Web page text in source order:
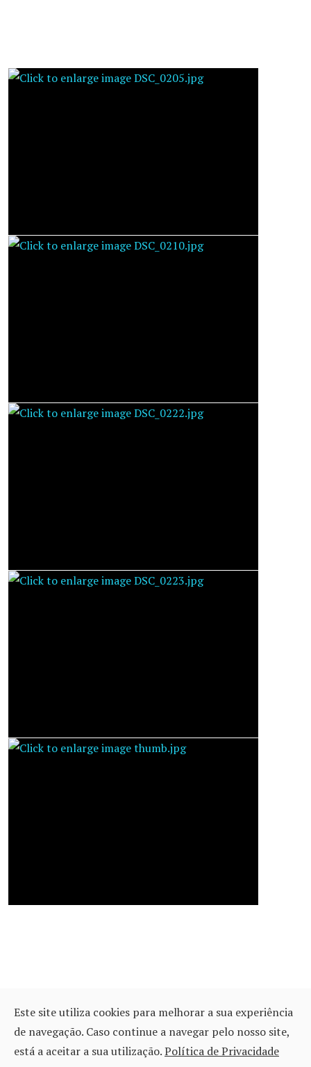
Copyright © EBSDLMSD. - Criado e gerido pela equipa de TIC.
Política de Privacidade
Este site utiliza cookies para melhorar a sua experiência
de navegação. Caso continue a navegar pelo nosso site,
está a aceitar a sua utilização.Política de Privacidade